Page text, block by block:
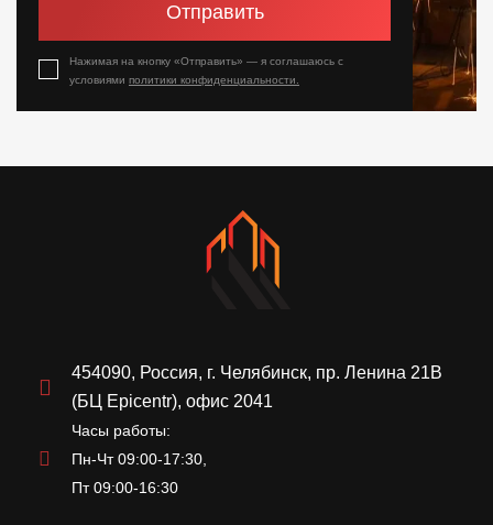
Отправить
Нажимая на кнопку «Отправить» — я соглашаюсь с
условиями политики конфиденциальности.
454090, Россия, г. Челябинск, пр. Ленина 21В
(БЦ Epicentr), офис 2041
Часы работы:
Пн-Чт 09:00-17:30,
Пт 09:00-16:30